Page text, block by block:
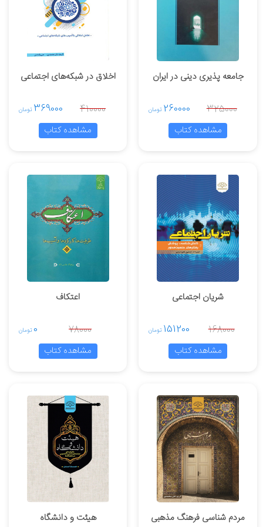
جامعه پذیری دینی در ایران
260000 تومان 325000
مشاهده کتاب
اخلاق در شبکه‌های اجتماعی
369000 تومان 410000
مشاهده کتاب
شریان اجتماعی
151200 تومان 168000
مشاهده کتاب
اعتکاف
0 تومان 78000
مشاهده کتاب
مردم شناسی فرهنگ مذهبی
هیئت و دانشگاه